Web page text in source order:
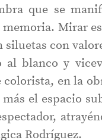
que se
Mirar
siluetas con
al blanco y
en la
el espacio
Rodríguez.